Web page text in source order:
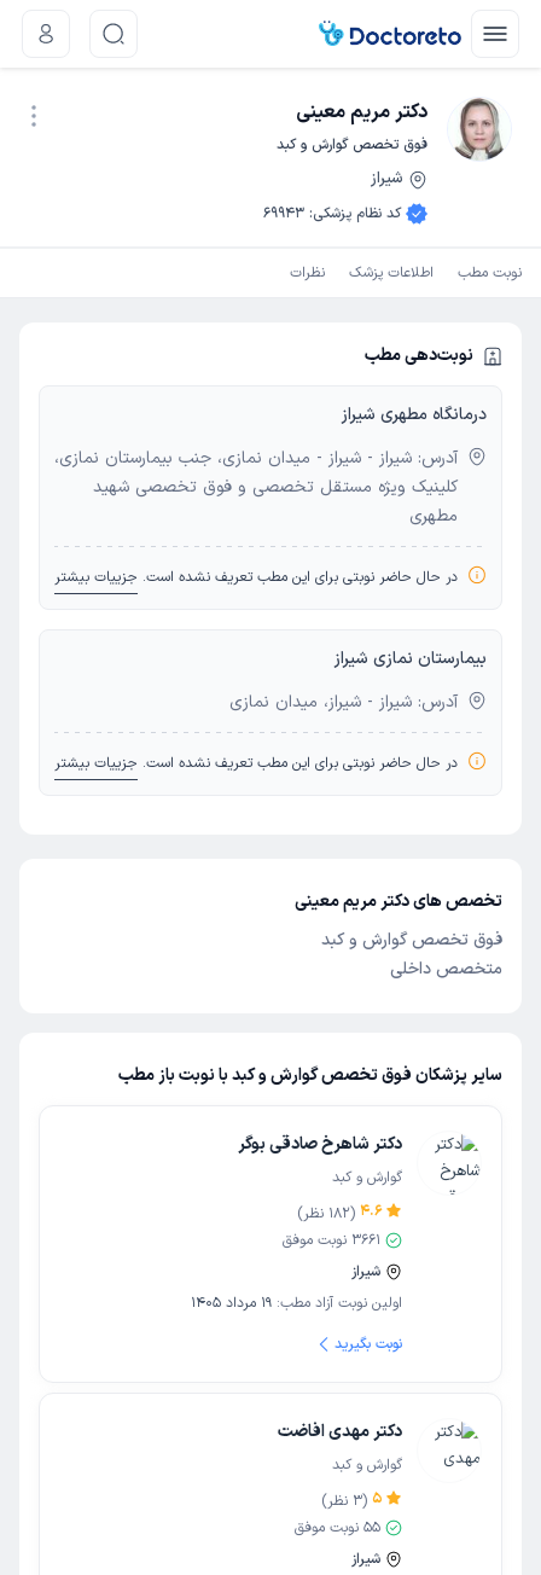
دکتر مریم معینی
فوق تخصص گوارش و کبد
شیراز
کد نظام پزشکی:
69943
نوبت مطب اطلاعات پزشک نظرات
نوبت‌دهی مطب
درمانگاه مطهری شیراز
آدرس: شیراز - شیراز - میدان نمازی، جنب بیمارستان نمازی،
کلینیک ویژه مستقل تخصصی و فوق تخصصی شهید
مطهری
در حال حاضر نوبتی برای این مطب تعریف نشده است. جزییات بیشتر
بیمارستان نمازی شیراز
آدرس: شیراز - شیراز، میدان نمازی
در حال حاضر نوبتی برای این مطب تعریف نشده است. جزییات بیشتر
تخصص های دکتر مریم معینی
فوق تخصص گوارش و کبد
متخصص داخلی
سایر پزشکان فوق تخصص گوارش و کبد با نوبت باز مطب
دکتر شاهرخ صادقی بوگر
گوارش و کبد
4.6
(
182 نظر)
3661 نوبت موفق
شیراز
اولین نوبت آزاد مطب: 19 مرداد 1405
نوبت بگیرید
دکتر مهدی افاضت
گوارش و کبد
5
(
3 نظر)
55 نوبت موفق
شیراز